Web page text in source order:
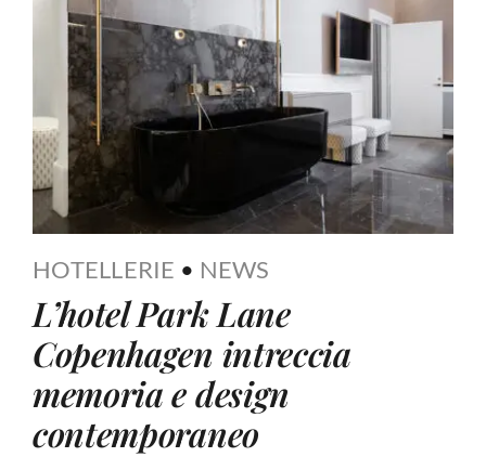
HOTELLERIE • NEWS
L’hotel Park Lane
Copenhagen intreccia
memoria e design
contemporaneo